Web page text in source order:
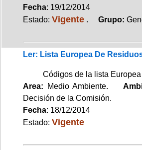
Fecha: 19/12/2014
Estado: Vigente . Grupo:
Ler: Lista Europea De
Códigos de la lista
Area: Medio Ambiente.
Decisión de la Comisión.
Fecha: 18/12/2014
Estado: Vigente